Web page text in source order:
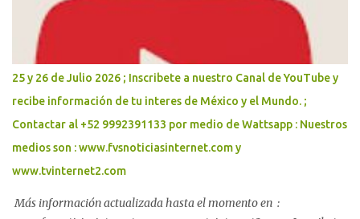
con el respaldo de la Presidenta Claudia Sheinbaum Pardo, dará
paso al Plan Bienestar Metropolitano y a una agenda conjunta
para garantizar agua suficiente, vialidades seguras y mayor
protección para las familias. Con la participación de más de 600
vecinas, vecinos, e...
25 y 26 de Julio 2026 ; Inscribete a nuestro Canal de YouTube y
recibe información de tu interes de México y el Mundo. ;
Contactar al +52 9992391133 por medio de Wattsapp : Nuestros
medios son : www.fvsnoticiasinternet.com y
www.tvinternet2.com
Más información actualizada hasta el momento en :